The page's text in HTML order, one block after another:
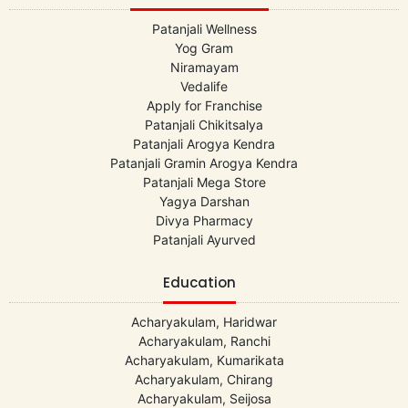
Patanjali Wellness
Yog Gram
Niramayam
Vedalife
Apply for Franchise
Patanjali Chikitsalya
Patanjali Arogya Kendra
Patanjali Gramin Arogya Kendra
Patanjali Mega Store
Yagya Darshan
Divya Pharmacy
Patanjali Ayurved
Education
Acharyakulam, Haridwar
Acharyakulam, Ranchi
Acharyakulam, Kumarikata
Acharyakulam, Chirang
Acharyakulam, Seijosa